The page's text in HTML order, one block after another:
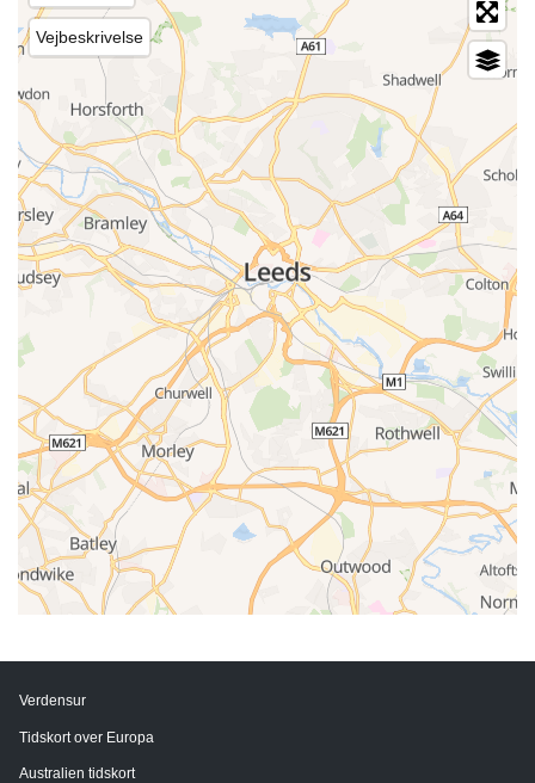
Vejbeskrivelse
Verdensur
Tidskort over Europa
Australien tidskort